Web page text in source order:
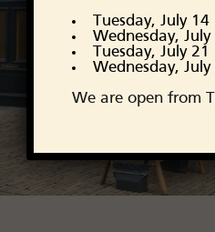
Tuesday, July 14
Wednesday, July
Tuesday, July 21
Wednesday, July
We are open from